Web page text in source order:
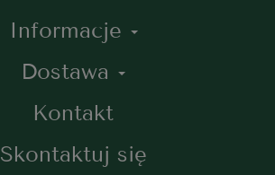
Informacje
Dostawa
Kontakt
Skontaktuj się